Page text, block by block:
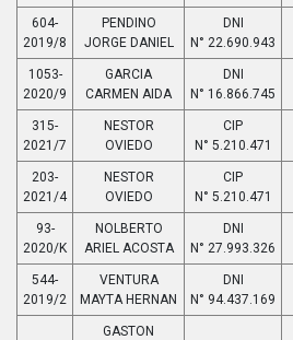
604-
2019/8
PENDINO
JORGE DANIEL
DNI
N° 22.690.943
1053-
2020/9
GARCIA
CARMEN AIDA
DNI
N° 16.866.745
315-
2021/7
NESTOR
OVIEDO
CIP
N° 5.210.471
203-
2021/4
NESTOR
OVIEDO
CIP
N° 5.210.471
93-
2020/K
NOLBERTO
ARIEL ACOSTA
DNI
N° 27.993.326
544-
2019/2
VENTURA
MAYTA HERNAN
DNI
N° 94.437.169
GASTON